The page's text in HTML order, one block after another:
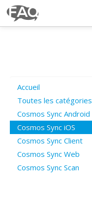
Poser une question
Questions ouvertes
Connexion
Accueil
Toutes les catégories
Cosmos Sync Android
Cosmos Sync iOS
Cosmos Sync Client
Cosmos Sync Web
Cosmos Sync Scan